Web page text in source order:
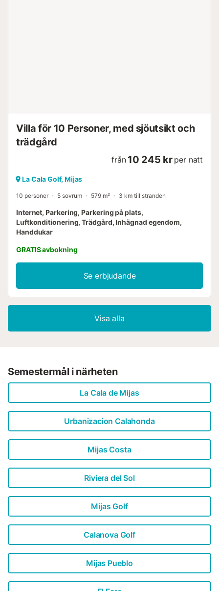
Villa för 10 Personer, med sjöutsikt och
trädgård
från 10 245 kr per natt
La Cala Golf, Mijas
10 personer 5 sovrum 579 m² 3 km till stranden
Internet, Parkering, Parkering på plats,
Luftkonditionering, Trädgård, Inhägnad egendom,
Handdukar
GRATIS avbokning
Se erbjudande
Visa alla
Semestermål i närheten
La Cala de Mijas
Urbanizacion Calahonda
Mijas Costa
Riviera del Sol
Mijas Golf
Calanova Golf
Mijas Pueblo